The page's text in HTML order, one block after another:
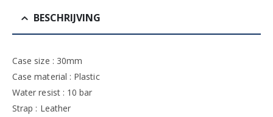
BESCHRIJVING
Case size : 30mm
Case material : Plastic
Water resist : 10 bar
Strap : Leather